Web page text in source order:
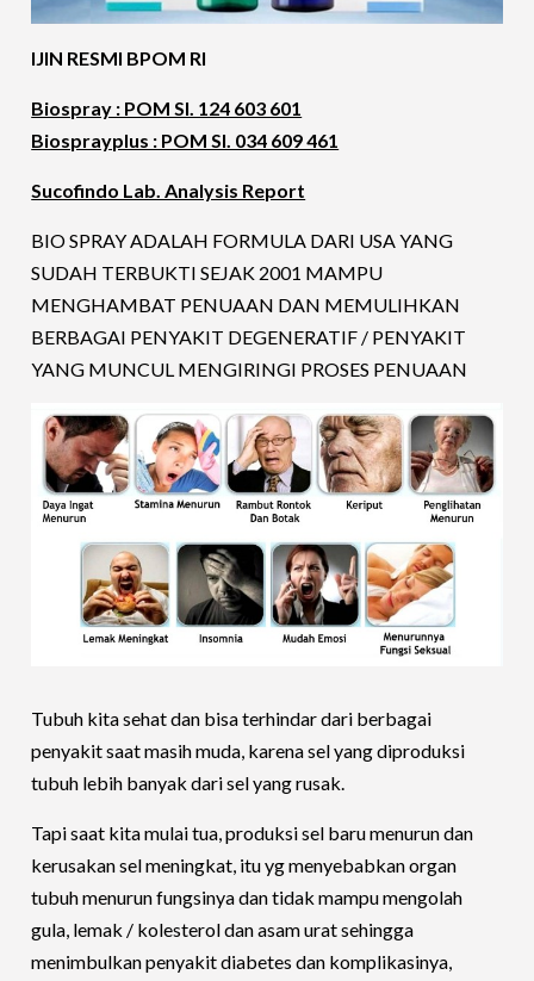
IJIN RESMI BPOM RI
Biospray : POM SI. 124 603 601
Biosprayplus : POM SI. 034 609 461
Sucofindo Lab. Analysis Report
BIO SPRAY ADALAH FORMULA DARI USA YANG
SUDAH TERBUKTI SEJAK 2001 MAMPU
MENGHAMBAT PENUAAN DAN MEMULIHKAN
BERBAGAI PENYAKIT DEGENERATIF / PENYAKIT
YANG MUNCUL MENGIRINGI PROSES PENUAAN
Tubuh kita sehat dan bisa terhindar dari berbagai
penyakit saat masih muda, karena sel yang diproduksi
tubuh lebih banyak dari sel yang rusak.
Tapi saat kita mulai tua, produksi sel baru menurun dan
kerusakan sel meningkat, itu yg menyebabkan organ
tubuh menurun fungsinya dan tidak mampu mengolah
gula, lemak / kolesterol dan asam urat sehingga
menimbulkan penyakit diabetes dan komplikasinya,